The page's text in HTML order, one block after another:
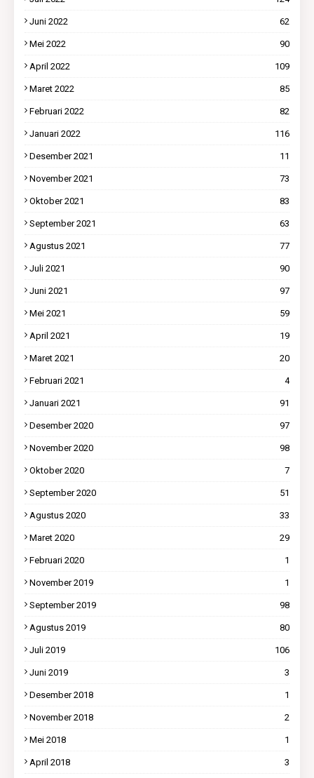
Juni 2022 62
Mei 2022 90
April 2022 109
Maret 2022 85
Februari 2022 82
Januari 2022 116
Desember 2021 11
November 2021 73
Oktober 2021 83
September 2021 63
Agustus 2021 77
Juli 2021 90
Juni 2021 97
Mei 2021 59
April 2021 19
Maret 2021 20
Februari 2021 4
Januari 2021 91
Desember 2020 97
November 2020 98
Oktober 2020 7
September 2020 51
Agustus 2020 33
Maret 2020 29
Februari 2020 1
November 2019 1
September 2019 98
Agustus 2019 80
Juli 2019 106
Juni 2019 3
Desember 2018 1
November 2018 2
Mei 2018 1
April 2018 3